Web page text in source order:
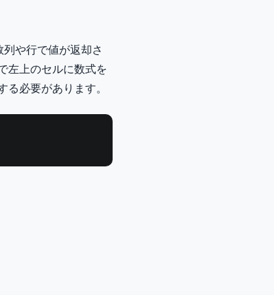
や行で値が返却さ
左上のセルに数式を
必要があります。